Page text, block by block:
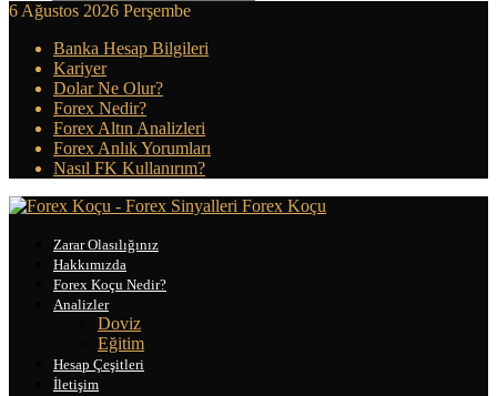
6 Ağustos 2026 Perşembe
Banka Hesap Bilgileri
Kariyer
Dolar Ne Olur?
Forex Nedir?
Forex Altın Analizleri
Forex Anlık Yorumları
Nasıl FK Kullanırım?
Forex Koçu
Zarar Olasılığınız
Hakkımızda
Forex Koçu Nedir?
Analizler
Doviz
Eğitim
Hesap Çeşitleri
İletişim